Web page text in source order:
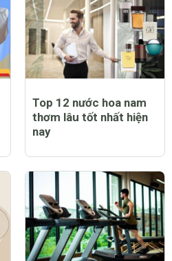
Top 12 nước hoa nam
thơm lâu tốt nhất hiện
nay